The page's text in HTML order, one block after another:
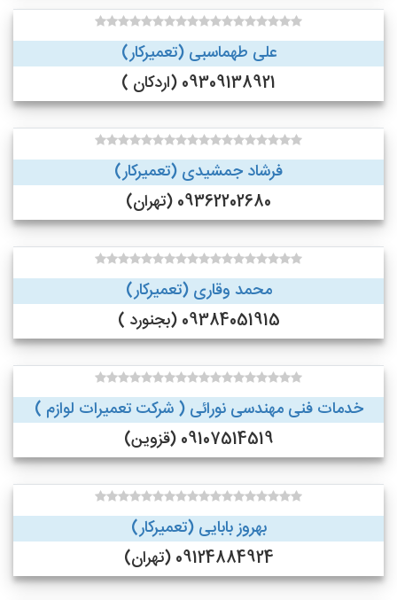
علی طهماسبی (تعمیرکار)
09309138921 (اردکان )
فرشاد جمشیدی (تعمیرکار)
09362202680 (تهران)
محمد وقاری (تعمیرکار)
09384051915 (بجنورد )
خدمات فنی مهندسی نورائی ( شرکت تعمیرات لوازم )
09107514519 (قزوین)
بهروز بابایی (تعمیرکار)
09124884924 (تهران)